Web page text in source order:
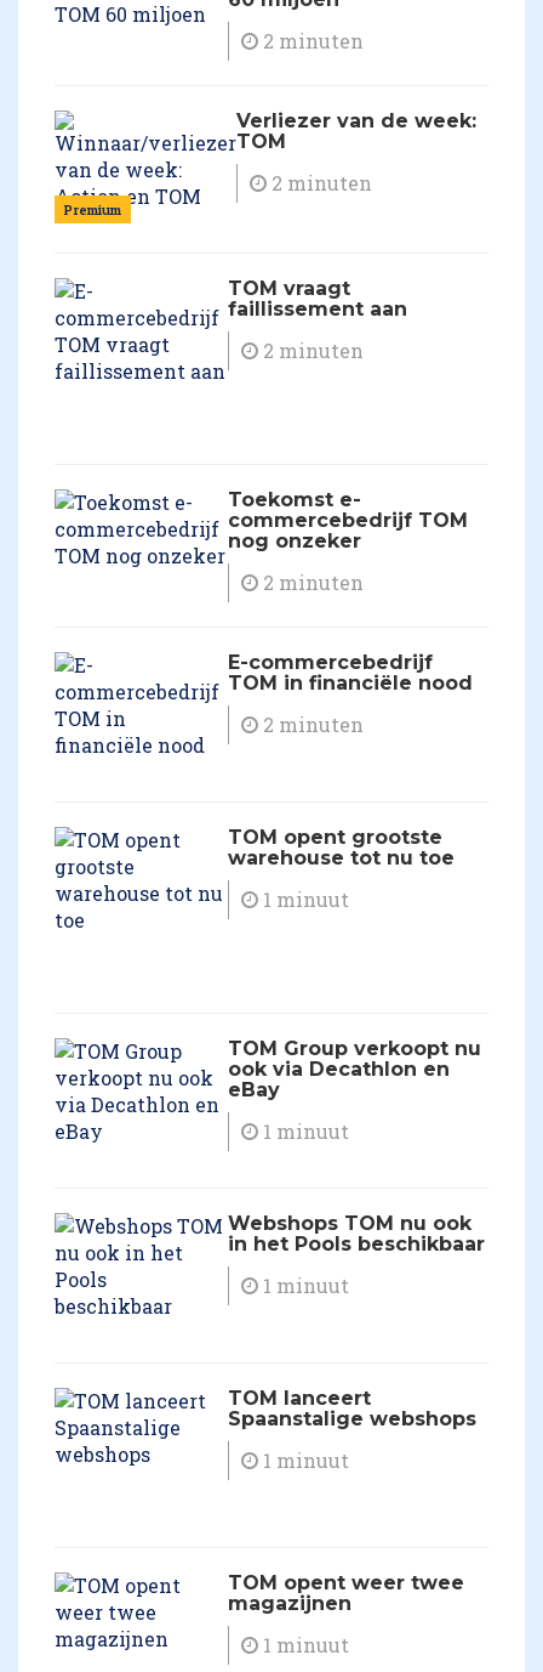
2 minuten
Premium
Verliezer van de week:
TOM
2 minuten
TOM vraagt
faillissement aan
2 minuten
Toekomst e-
commercebedrijf TOM
nog onzeker
2 minuten
E-commercebedrijf
TOM in financiële nood
2 minuten
TOM opent grootste
warehouse tot nu toe
1 minuut
TOM Group verkoopt nu
ook via Decathlon en
eBay
1 minuut
Webshops TOM nu ook
in het Pools beschikbaar
1 minuut
TOM lanceert
Spaanstalige webshops
1 minuut
TOM opent weer twee
magazijnen
1 minuut